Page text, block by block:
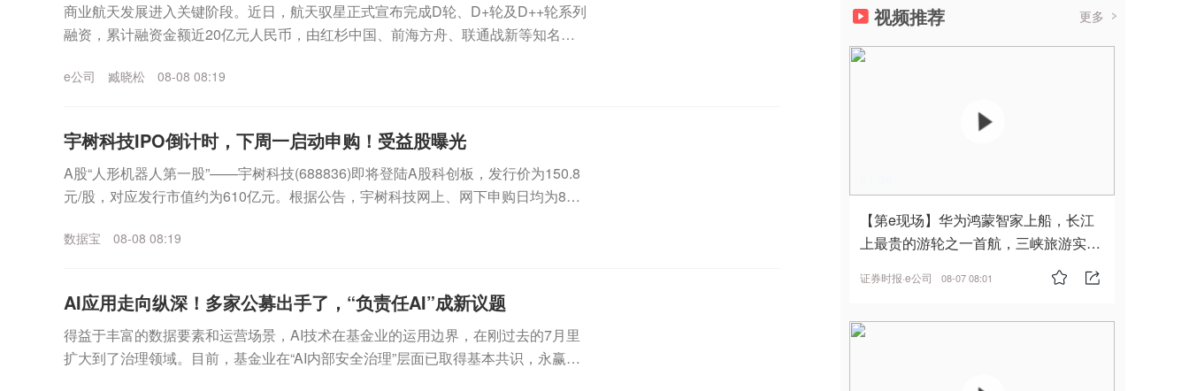
商业航天发展进入关键阶段。近日，航天驭星正式宣布完成D轮、D+轮及D++轮系列
融资，累计融资金额近20亿元人民币，由红杉中国、前海方舟、联通战新等知名产
e公司 臧晓松 08-08 08:19
宇树科技IPO倒计时，下周一启动申购！受益股曝光
A股“人形机器人第一股”——宇树科技(688836)即将登陆A股科创板，发行价为150.8
元/股，对应发行市值约为610亿元。根据公告，宇树科技网上、网下申购日均为8月
数据宝 08-08 08:19
AI应用走向纵深！多家公募出手了，“负责任AI”成新议题
得益于丰富的数据要素和运营场景，AI技术在基金业的运用边界，在刚过去的7月里
扩大到了治理领域。目前，基金业在“AI内部安全治理”层面已取得基本共识，永赢、
视频推荐 更多
【第e现场】华为鸿蒙智家上船，长江
上最贵的游轮之一首航，三峡旅游实
证券时报·e公司 08-07 08:01